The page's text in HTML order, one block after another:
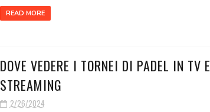
READ MORE
DOVE VEDERE I TORNEI DI PADEL IN TV E
STREAMING
2/26/2024